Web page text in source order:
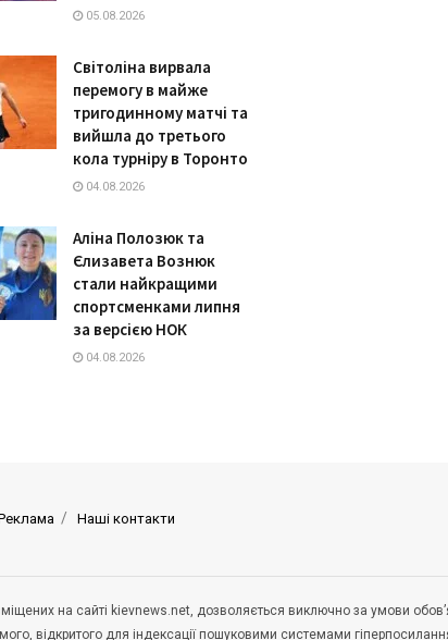
05.08.2026
Світоліна вирвала
перемогу в майже
тригодинному матчі та
вийшла до третього
кола турніру в Торонто
04.08.2026
Аліна Полозюк та
Єлизавета Вознюк
стали найкращими
спортсменками липня
за версією НОК
04.08.2026
Наші контакти
на сайті kievnews.net, дозволяється виключно за умови
відкритого для індексації пошуковими системами